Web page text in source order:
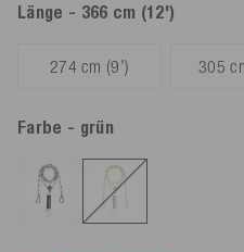
Länge - 366 cm (12')
274 cm (9') 305
Farbe - grün